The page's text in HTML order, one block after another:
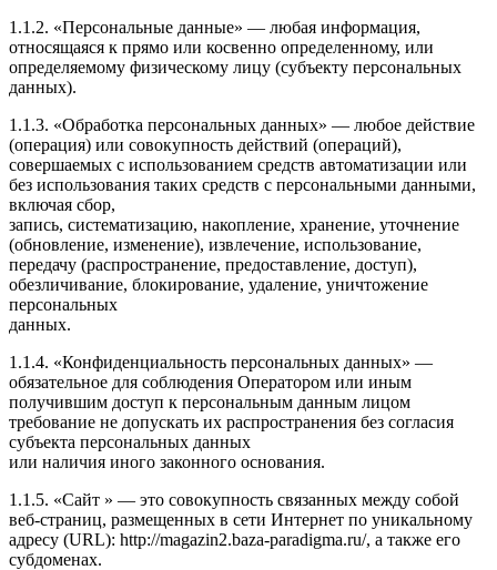
1.1.2. «Персональные данные» — любая информация,
относящаяся к прямо или косвенно определенному, или
определяемому физическому лицу (субъекту персональных
данных).
1.1.3. «Обработка персональных данных» — любое действие
(операция) или совокупность действий (операций),
совершаемых с использованием средств автоматизации или
без использования таких средств с персональными данными,
включая сбор,
запись, систематизацию, накопление, хранение, уточнение
(обновление, изменение), извлечение, использование,
передачу (распространение, предоставление, доступ),
обезличивание, блокирование, удаление, уничтожение
персональных
данных.
1.1.4. «Конфиденциальность персональных данных» —
обязательное для соблюдения Оператором или иным
получившим доступ к персональным данным лицом
требование не допускать их распространения без согласия
субъекта персональных данных
или наличия иного законного основания.
1.1.5. «Сайт » — это совокупность связанных между собой
веб-страниц, размещенных в сети Интернет по уникальному
адресу (URL): http://magazin2.baza-paradigma.ru/, а также его
субдоменах.